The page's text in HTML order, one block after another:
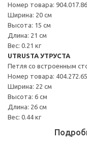
Номер товара: 904.017.86
Ширина: 20 см
Высота: 15 см
Длина: 21 см
Вес: 0.21 кг
UTRUSTA УТРУСТА
Петля со встроенным
Номер товара: 404.272.65
Ширина: 22 см
Высота: 6 см
Длина: 26 см
Вес: 0.44 кг